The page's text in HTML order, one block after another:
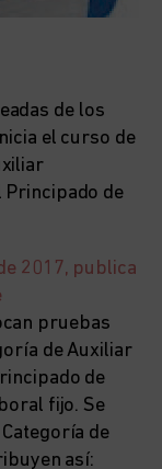
de los
el curso de
Principado de
2017, publica
pruebas
de Auxiliar
de
fijo. Se
de
así: